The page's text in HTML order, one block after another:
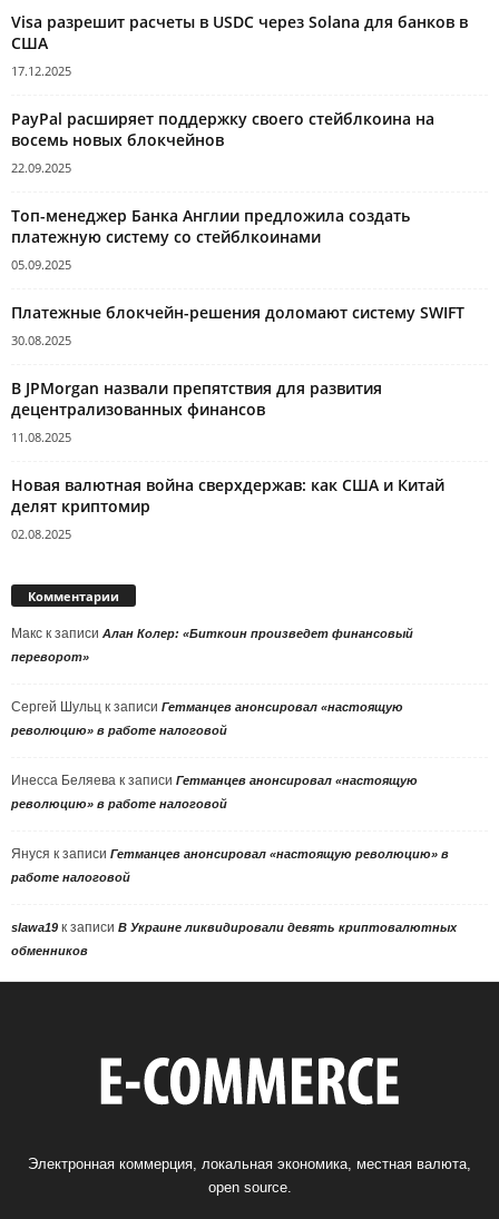
Visa разрешит расчеты в USDC через Solana для банков в
США
17.12.2025
PayPal расширяет поддержку своего стейблкоина на
восемь новых блокчейнов
22.09.2025
Топ-менеджер Банка Англии предложила создать
платежную систему со стейблкоинами
05.09.2025
Платежные блокчейн-решения доломают систему SWIFT
30.08.2025
В JPMorgan назвали препятствия для развития
децентрализованных финансов
11.08.2025
Новая валютная война сверхдержав: как США и Китай
делят криптомир
02.08.2025
Комментарии
Макс к записи Алан Колер: «Биткоин произведет финансовый
переворот»
Сергей Шульц к записи Гетманцев анонсировал «настоящую
революцию» в работе налоговой
Инесса Беляева к записи Гетманцев анонсировал «настоящую
революцию» в работе налоговой
Януся к записи Гетманцев анонсировал «настоящую революцию» в
работе налоговой
slawa19 к записи В Украине ликвидировали девять криптовалютных
обменников
Электронная коммерция, локальная экономика, местная валюта,
open source.